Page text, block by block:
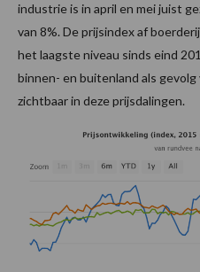
industrie is in april en mei juist
van 8%. De prijsindex af
het laagste niveau sinds eind
binnen- en buitenland als gevolg
zichtbaar in deze prijsdalingen.